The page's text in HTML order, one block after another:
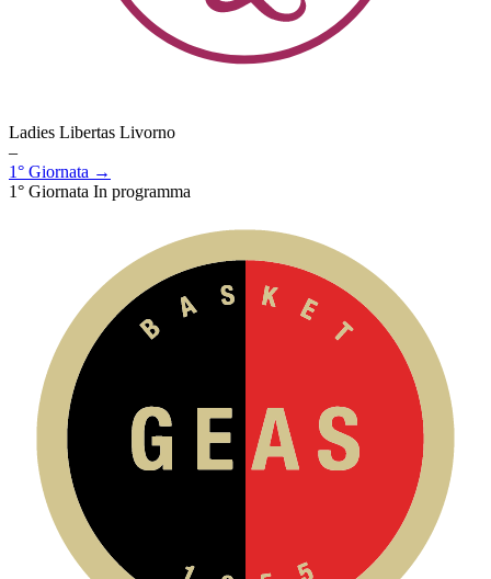
Ladies Libertas Livorno
–
1° Giornata →
1° Giornata In programma